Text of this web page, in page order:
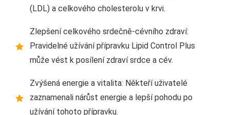
(LDL) a celkového cholesterolu v krvi.
Zlepšení celkového srdečně-cévního zdraví:
Pravidelné užívání přípravku Lipid Control Plus
může vést k posílení zdraví srdce a cév.
Zvýšená energie a vitalita: Někteří uživatelé
zaznamenali nárůst energie a lepší pohodu po
užívání tohoto přípravku.